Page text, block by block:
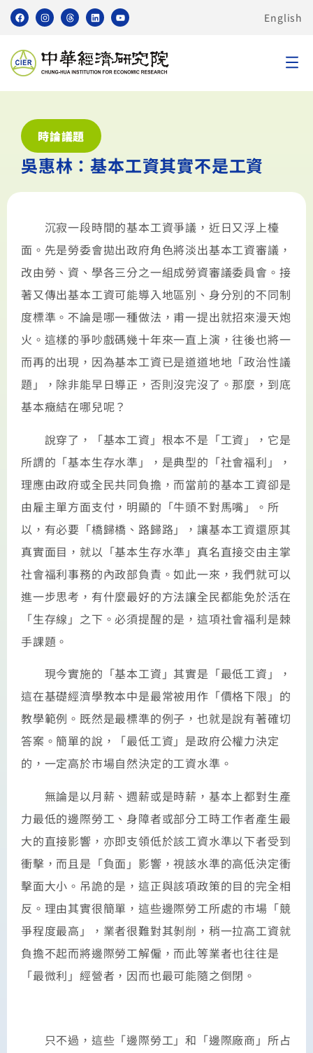
English
時論議題
吳惠林：基本工資其實不是工資
沉寂一段時間的基本工資爭議，近日又浮上檯
面。先是勞委會拋出政府角色將淡出基本工資審議，
改由勞、資、學各三分之一組成勞資審議委員會。接
著又傳出基本工資可能導入地區別、身分別的不同制
度標準。不論是哪一種做法，甫一提出就招來漫天炮
火。這樣的爭吵戲碼幾十年來一直上演，往後也將一
而再的出現，因為基本工資已是道道地地「政治性議
題」，除非能早日導正，否則沒完沒了。那麼，到底
基本癥結在哪兒呢？
說穿了，「基本工資」根本不是「工資」，它是
所謂的「基本生存水準」，是典型的「社會福利」，
理應由政府或全民共同負擔，而當前的基本工資卻是
由雇主單方面支付，明顯的「牛頭不對馬嘴」。所
以，有必要「橋歸橋、路歸路」，讓基本工資還原其
真實面目，就以「基本生存水準」真名直接交由主掌
社會福利事務的內政部負責。如此一來，我們就可以
進一步思考，有什麼最好的方法讓全民都能免於活在
「生存線」之下。必須提醒的是，這項社會福利是棘
手課題。
現今實施的「基本工資」其實是「最低工資」，
這在基礎經濟學教本中是最常被用作「價格下限」的
教學範例。既然是最標準的例子，也就是說有著確切
答案。簡單的說，「最低工資」是政府公權力決定
的，一定高於市場自然決定的工資水準。
無論是以月薪、週薪或是時薪，基本上都對生產
力最低的邊際勞工、身障者或部分工時工作者產生最
大的直接影響，亦即支領低於該工資水準以下者受到
衝擊，而且是「負面」影響，視該水準的高低決定衝
擊面大小。吊詭的是，這正與該項政策的目的完全相
反。理由其實很簡單，這些邊際勞工所處的市場「競
爭程度最高」，業者很難對其剝削，稍一拉高工資就
負擔不起而將邊際勞工解僱，而此等業者也往往是
「最微利」經營者，因而也最可能隨之倒閉。
只不過，這些「邊際勞工」和「邊際廠商」所占